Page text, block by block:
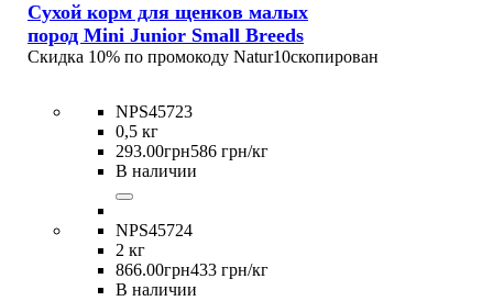
Сухой корм для щенков малых
пород Mini Junior Small Breeds
Скидка 10% по промокоду Natur10скопирован
NPS45723
0,5 кг
293.00грн586 грн/кг
В наличии
NPS45724
2 кг
866.00грн433 грн/кг
В наличии